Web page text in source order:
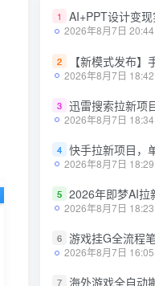
1 AI+PPT设计变现实战训练营，我们派单，让你
2026年8月7日 20:44
2 【新模式发布】手机全自动撸金项
2026年8月7日 18:42
3 迅雷搜索拉新项目，*16每单！
2026年8月7日 18:34
4 快手拉新项目，单价*17米一单，
2026年8月7日 18:29
5 2026年即梦AI拉新项目*玩法，无任何门槛，
2026年8月7日 18:23
6 游戏挂G全流程笔记分享，CSGO
2026年8月7日 16:05
1 AI+PPT设计变现实战训练营，我们派单，让你
2026年8月7日 20:44
2 【新模式发布】手机全自动撸金项
2026年8月7日 18:42
3 迅雷搜索拉新项目，*16每单！
2026年8月7日 18:34
4 快手拉新项目，单价*17米一单，
2026年8月7日 18:29
5 2026年即梦AI拉新项目*玩法，无任何门槛，
2026年8月7日 18:23
6 游戏挂G全流程笔记分享，CSGO
2026年8月7日 16:05
7 海外游戏全自动搬砖，日入10张，24